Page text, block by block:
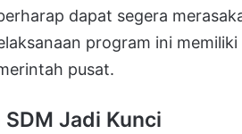
dapat segera
program ini
pusat.
Jadi Kunci